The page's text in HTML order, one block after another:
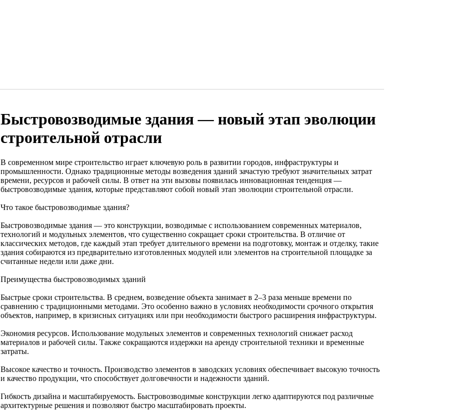
Быстровозводимые здания — новый этап эволюции
строительной отрасли
В современном мире строительство играет ключевую роль в развитии городов, инфраструктуры и
промышленности. Однако традиционные методы возведения зданий зачастую требуют значительных затрат
времени, ресурсов и рабочей силы. В ответ на эти вызовы появилась инновационная тенденция —
быстровозводимые здания, которые представляют собой новый этап эволюции строительной отрасли.
Что такое быстровозводимые здания?
Быстровозводимые здания — это конструкции, возводимые с использованием современных материалов,
технологий и модульных элементов, что существенно сокращает сроки строительства. В отличие от
классических методов, где каждый этап требует длительного времени на подготовку, монтаж и отделку, такие
здания собираются из предварительно изготовленных модулей или элементов на строительной площадке за
считанные недели или даже дни.
Преимущества быстровозводимых зданий
Быстрые сроки строительства. В среднем, возведение объекта занимает в 2–3 раза меньше времени по
сравнению с традиционными методами. Это особенно важно в условиях необходимости срочного открытия
объектов, например, в кризисных ситуациях или при необходимости быстрого расширения инфраструктуры.
Экономия ресурсов. Использование модульных элементов и современных технологий снижает расход
материалов и рабочей силы. Также сокращаются издержки на аренду строительной техники и временные
затраты.
Высокое качество и точность. Производство элементов в заводских условиях обеспечивает высокую точность
и качество продукции, что способствует долговечности и надежности зданий.
Гибкость дизайна и масштабируемость. Быстровозводимые конструкции легко адаптируются под различные
архитектурные решения и позволяют быстро масштабировать проекты.